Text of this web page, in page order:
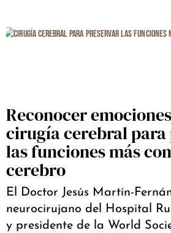
Reconocer
cirugía cerebral
las funciones más
cerebro
El Doctor Jesús Martín-
neurocirujano del Hospital
y presidente de la World